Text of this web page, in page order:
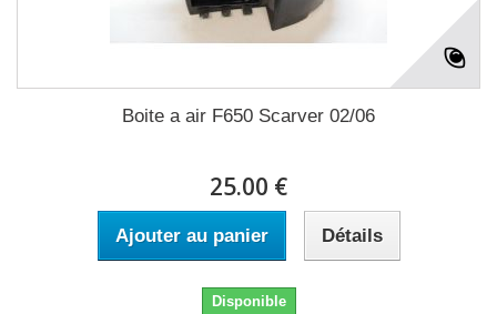
Boite a air F650 Scarver 02/06
25.00 €
Ajouter au panier Détails
Disponible